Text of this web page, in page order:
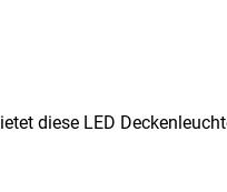
diese LED